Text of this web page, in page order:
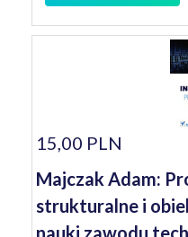
15,00 PLN
Majczak Adam:
strukturalne i
nauki zawodu